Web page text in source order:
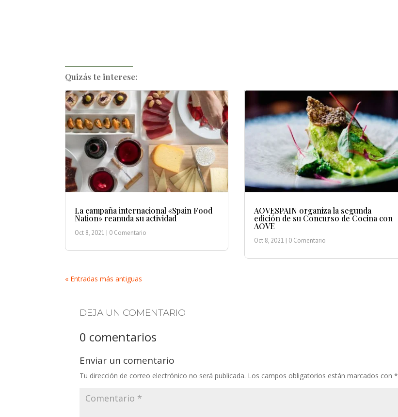
Quizás te interese:
La campaña internacional «Spain Food
Nation» reanuda su actividad
Oct 8, 2021 | 0 Comentario
AOVESPAIN organiza la segunda
edición de su Concurso de Cocina con
AOVE
Oct 8, 2021 | 0 Comentario
« Entradas más antiguas
DEJA UN COMENTARIO
0 comentarios
Enviar un comentario
Tu dirección de correo electrónico no será publicada. Los campos obligatorios están marcados con*